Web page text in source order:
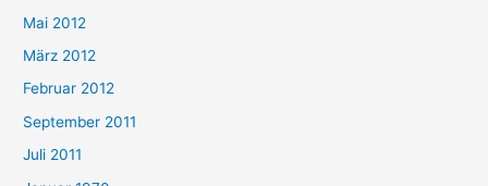
Mai 2012
März 2012
Februar 2012
September 2011
Juli 2011